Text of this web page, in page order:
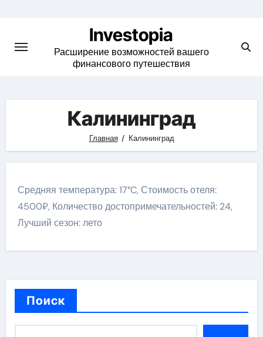
content
Investopia
Расширение возможностей вашего
финансового путешествия
Калининград
Главная Калининград
Средняя температура: 17°C, Стоимость отеля:
4500₽, Количество достопримечательностей: 24,
Лучший сезон: лето
Поиск